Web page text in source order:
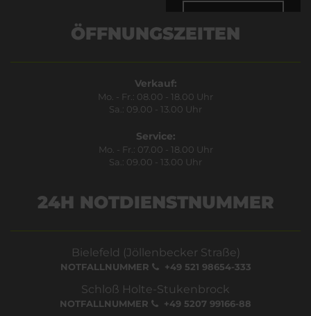
ÖFFNUNGSZEITEN
Verkauf:
Mo. - Fr.: 08.00 - 18.00 Uhr
Sa.: 09.00 - 13.00 Uhr
Service:
Mo. - Fr.: 07.00 - 18.00 Uhr
Sa.: 09.00 - 13.00 Uhr
24H NOTDIENSTNUMMER
Bielefeld (Jöllenbecker Straße)
NOTFALLNUMMER +49 521 98654-333
Schloß Holte-Stukenbrock
NOTFALLNUMMER +49 5207 99166-88